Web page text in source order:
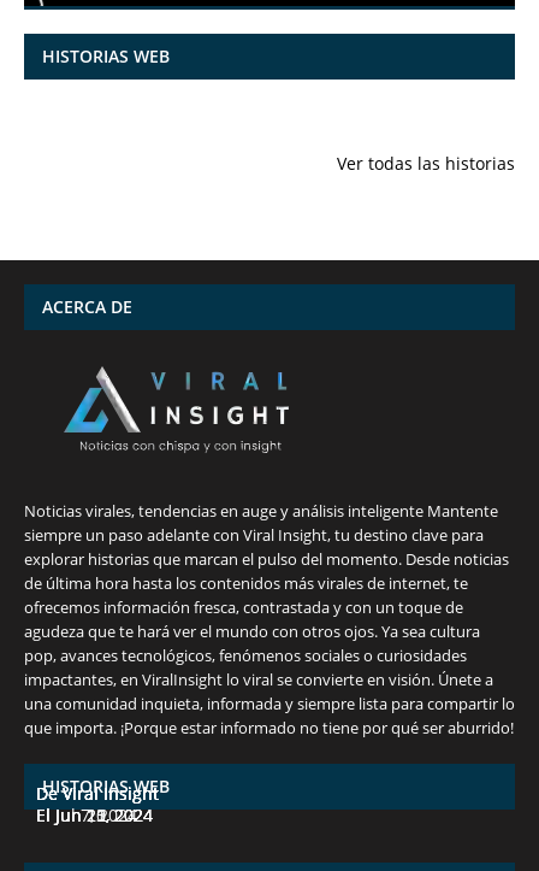
HISTORIAS WEB
Ver todas las historias
años
julio: Playas de
¡más!
ocultas del
ACERCA DE
Noticias virales, tendencias en auge y análisis inteligente Mantente
siempre un paso adelante con Viral Insight, tu destino clave para
explorar historias que marcan el pulso del momento. Desde noticias
de última hora hasta los contenidos más virales de internet, te
ofrecemos información fresca, contrastada y con un toque de
agudeza que te hará ver el mundo con otros ojos. Ya sea cultura
pop, avances tecnológicos, fenómenos sociales o curiosidades
impactantes, en ViralInsight lo viral se convierte en visión. Únete a
una comunidad inquieta, informada y siempre lista para compartir lo
que importa. ¡Porque estar informado no tiene por qué ser aburrido!
HISTORIAS WEB
7 frutas ricas en calcio para mantener la
De Viral Insight
El Jul 7, 2024
España en julio: Playas de ensueño,
De Viral Insight
El Jun 23, 2024
Funciones ocultas del iPhone que no
De Viral Insight
El Jun 20, 2024
Descubre las 10 criptomonedas con mayor
De Viral Insight
El Jun 15, 2024
¡Derrota el calor, no tus objetivos de
De Viral Insight
El Jun 11, 2024